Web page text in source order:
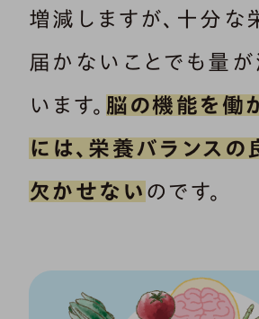
増減しますが、十分な
届かないことでも量が
います。 脳の機能を働
には、栄養バランスの
欠かせない のです。